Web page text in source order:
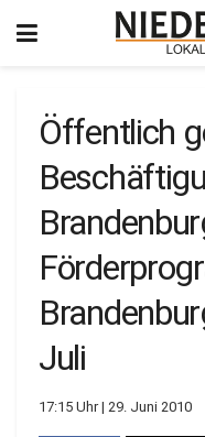
Öffentlich
Juli
17:15 Uhr | 29. Juni 2010